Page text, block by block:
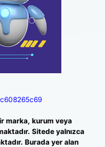
marka, kurum veya
Sitede yalnızca
Burada yer alan